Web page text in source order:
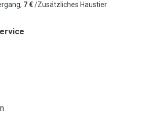
7 €/Zusätzliches Haustier